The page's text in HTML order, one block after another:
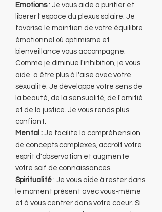
Emotions: Je vous aide a purifier et
liberer l'espace du plexus solaire. Je
favorise le maintien de votre équilibre
émotionnel où optimisme et
bienveillance vous accompagne.
Comme je diminue l'inhibition, je vous
aide a être plus à l'aise avec votre
séxualité. Je développe votre sens de
la beauté, de la sensualité, de l'amitié
et de la justice. Je vous rends plus
confiant.
Mental : Je facilite la compréhension
de concepts complexes, accroît votre
esprit d'observation et augmente
votre soif de connaissances.
Spiritualité : Je vous aide à rester dans
le moment présent avec vous-même
et à vous centrer dans votre coeur. Si